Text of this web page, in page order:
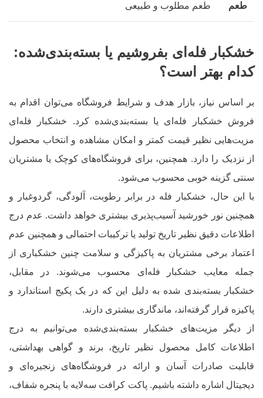
طعم طعم مطلوب و طبیعی
خشکبار فله‌ای بفروشیم یا بسته‌بندی‌شده:
کدام بهتر است؟
بر اساس نیاز، بازار هدف و شرایط فروشگاه می‌توان اقدام به
فروش خشکبار فله‌ای یا بسته‌بندی‌شده کرد. خشکبار فله‌ای
مزیت‌هایی نظیر قیمت کمتر و امکان مشاهده و انتخاب محصول
از نزدیک را دارد. همچنین، برای فروشگاه‌های کوچک یا مشتریان
سنتی گزینه خوبی محسوب می‌شود.
با این حال، خشکبار فله در برابر رطوبت، آلودگی، گردوغبار و
همچنین نور خورشید آسیب‌پذیری بیشتری خواهد داشت. عدم درج
اطلاعات دقیق نظیر تاریخ تولید یا ترکیبات احتمالی و همچنین عدم
اعتماد برخی مشتریان به پاکیزگی و سلامت چنین خشکباری از
جمله معایب خشکبار فله‌ای محسوب می‌شوند. در مقابل،
خشکبار بسته‌بندی شده به دلیل این که در یک پکیج استاندارد و
پاکیزه قرار گرفته‌اند، ماندگاری بیشتری دارند.
از دیگر مزیت‌های خشکبار بسته‌بندی‌شده می‌توانیم به درج
اطلاعات کامل محصول نظیر تاریخ، برند و گواهی بهداشتی،
قابلیت صادرات آسان و ارائه در فروشگاه‌های زنجیره‌ای و
دیجیتال اشاره داشته باشیم. پاکت کرافت سه‌لایه با پنجره شفاف،